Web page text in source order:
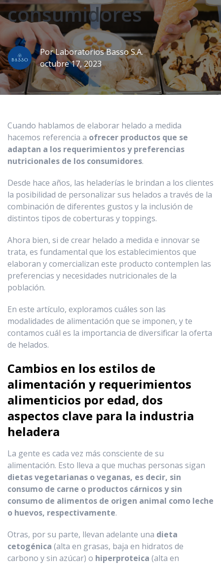
consumidores
PorLaboratorios Basso S.A.
octubre 17, 2023
Cuando hablamos de elaborar helado a medida
hacemos referencia a ofrecer productos que se
adaptan a los requerimientos y preferencias
nutricionales de los consumidores.
Desde hace años, las heladerías le brindan a los clientes
la posibilidad de personalizar sus helados a través de la
combinación de diferentes gustos y la inclusión de
distintos tipos de coberturas y toppings.
Ahora bien, si de crear helado a medida e innovar se
trata, es fundamental que los establecimientos que
elaboran y comercializan este producto contemplen las
preferencias y necesidades nutricionales de la
población.
En este artículo, exploramos cuáles son las
modalidades de alimentación que se imponen, y te
contamos cuál es la importancia de diversificar la oferta
de helados.
Cambios en los estilos de
alimentación y requerimientos
alimenticios por edad, dos
aspectos clave para la industria
heladera
La gente es cada vez más consciente de su
alimentación. Esto lleva a que muchas personas sigan
dietas vegetarianas o veganas, es decir, sin
consumo de carne o productos cárnicos y sin
consumo de alimentos de origen animal como leche
o huevos, respectivamente.
Otras, por su parte, llevan adelante una dieta
cetogénica (alta en grasas, baja en hidratos de
carbono y sin azúcar) o hiperproteica (alta en